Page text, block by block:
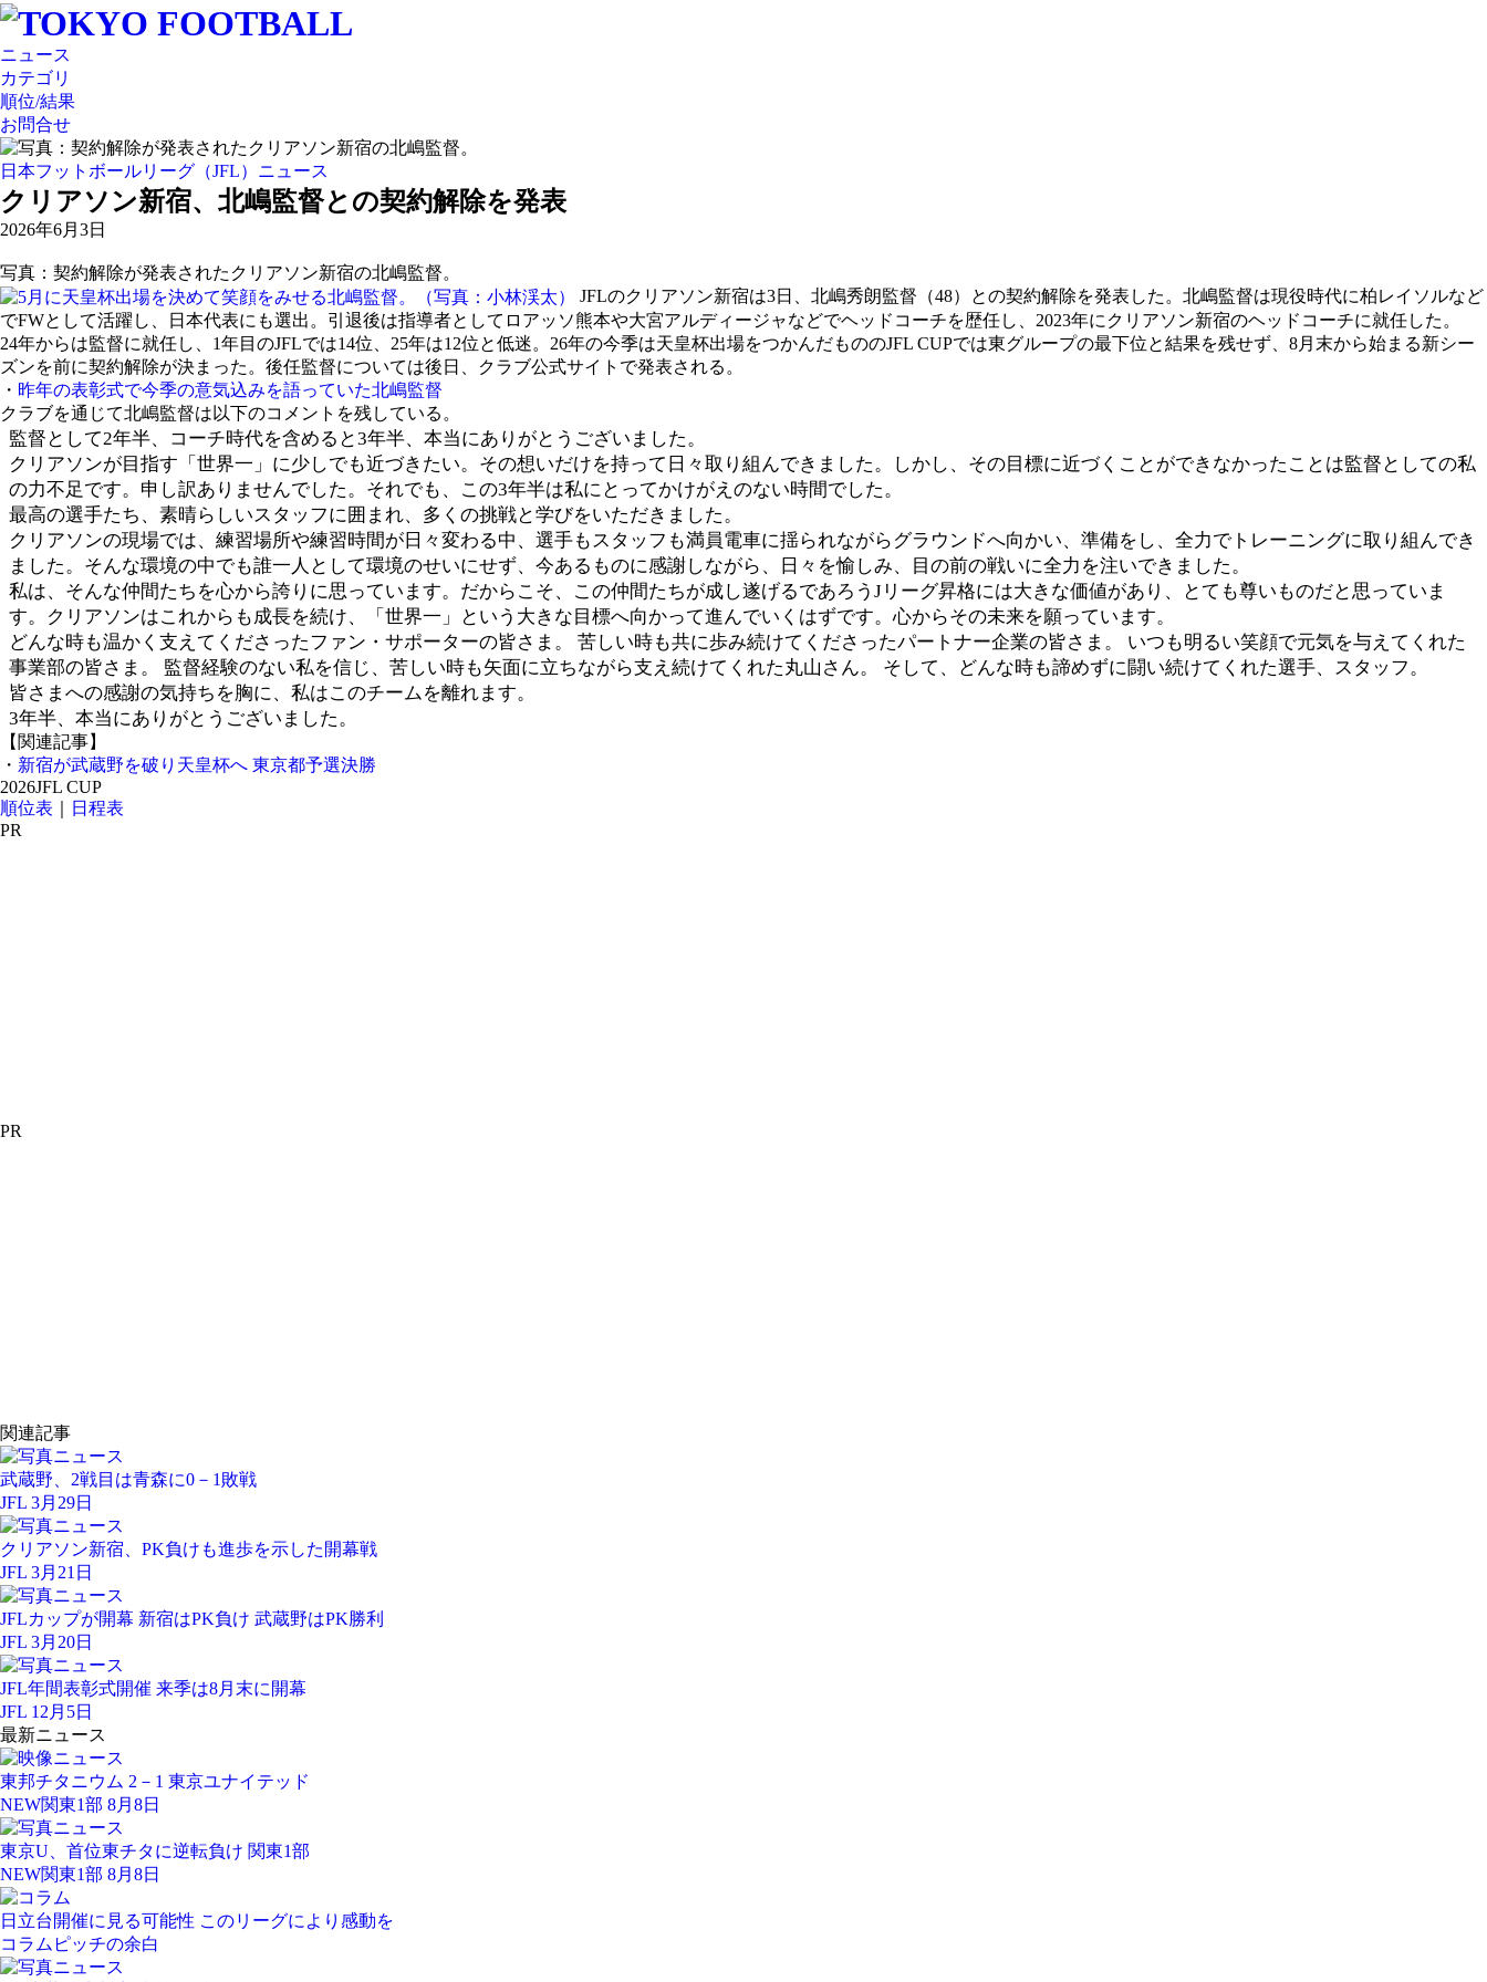
ニュース
カテゴリ
順位/結果
お問合せ
日本フットボールリーグ（JFL）ニュース
クリアソン新宿、北嶋監督との契約解除を発表
2026年6月3日
写真：契約解除が発表されたクリアソン新宿の北嶋監督。
JFLのクリアソン新宿は3日、北嶋秀朗監督（48）との契約解除を発表した。北嶋監督は現役時代に柏レイソルなど
でFWとして活躍し、日本代表にも選出。引退後は指導者としてロアッソ熊本や大宮アルディージャなどでヘッドコーチを歴任し、2023年にクリアソン新宿のヘッドコーチに就任した。
24年からは監督に就任し、1年目のJFLでは14位、25年は12位と低迷。26年の今季は天皇杯出場をつかんだもののJFL CUPでは東グループの最下位と結果を残せず、8月末から始まる新シー
ズンを前に契約解除が決まった。後任監督については後日、クラブ公式サイトで発表される。
・ 昨年の表彰式で今季の意気込みを語っていた北嶋監督
クラブを通じて北嶋監督は以下のコメントを残している。
監督として2年半、コーチ時代を含めると3年半、本当にありがとうございました。
クリアソンが目指す「世界一」に少しでも近づきたい。その想いだけを持って日々取り組んできました。しかし、その目標に近づくことができなかったことは監督としての私
の力不足です。申し訳ありませんでした。それでも、この3年半は私にとってかけがえのない時間でした。
最高の選手たち、素晴らしいスタッフに囲まれ、多くの挑戦と学びをいただきました。
クリアソンの現場では、練習場所や練習時間が日々変わる中、選手もスタッフも満員電車に揺られながらグラウンドへ向かい、準備をし、全力でトレーニングに取り組んでき
ました。そんな環境の中でも誰一人として環境のせいにせず、今あるものに感謝しながら、日々を愉しみ、目の前の戦いに全力を注いできました。
私は、そんな仲間たちを心から誇りに思っています。だからこそ、この仲間たちが成し遂げるであろうJリーグ昇格には大きな価値があり、とても尊いものだと思っていま
す。クリアソンはこれからも成長を続け、「世界一」という大きな目標へ向かって進んでいくはずです。心からその未来を願っています。
どんな時も温かく支えてくださったファン・サポーターの皆さま。 苦しい時も共に歩み続けてくださったパートナー企業の皆さま。 いつも明るい笑顔で元気を与えてくれた
事業部の皆さま。 監督経験のない私を信じ、苦しい時も矢面に立ちながら支え続けてくれた丸山さん。 そして、どんな時も諦めずに闘い続けてくれた選手、スタッフ。
皆さまへの感謝の気持ちを胸に、私はこのチームを離れます。
3年半、本当にありがとうございました。
【関連記事】
・ 新宿が武蔵野を破り天皇杯へ 東京都予選決勝
2026JFL CUP
順位表
日程表
PR
PR
関連記事
武蔵野、2戦目は青森に0－1敗戦
JFL 3月29日
クリアソン新宿、PK負けも進歩を示した開幕戦
JFL 3月21日
JFLカップが開幕 新宿はPK負け 武蔵野はPK勝利
JFL 3月20日
JFL年間表彰式開催 来季は8月末に開幕
JFL 12月5日
最新ニュース
東邦チタニウム 2－1 東京ユナイテッド
NEW関東1部 8月8日
東京U、首位東チタに逆転負け 関東1部
NEW関東1部 8月8日
日立台開催に見る可能性 このリーグにより感動を
コラム ピッチの余白